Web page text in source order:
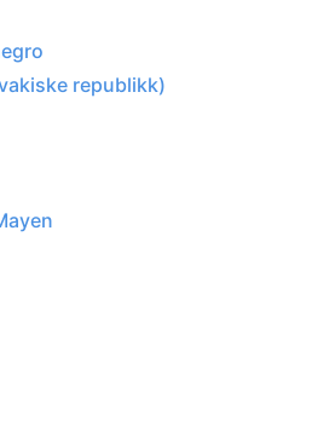
republikk)